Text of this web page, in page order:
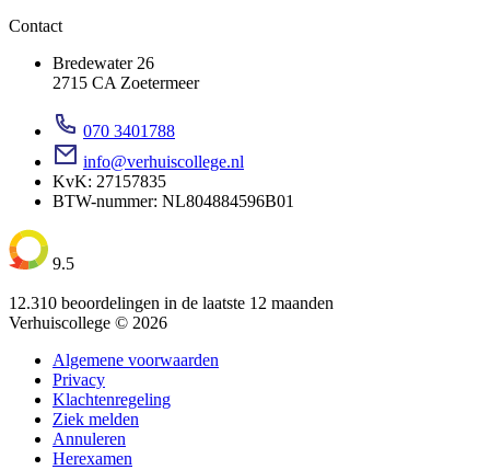
Contact
Bredewater 26
2715 CA Zoetermeer
070 3401788
info@verhuiscollege.nl
KvK: 27157835
BTW-nummer: NL804884596B01
9.5
12.310 beoordelingen in de laatste 12 maanden
Verhuiscollege © 2026
Algemene voorwaarden
Privacy
Klachtenregeling
Ziek melden
Annuleren
Herexamen